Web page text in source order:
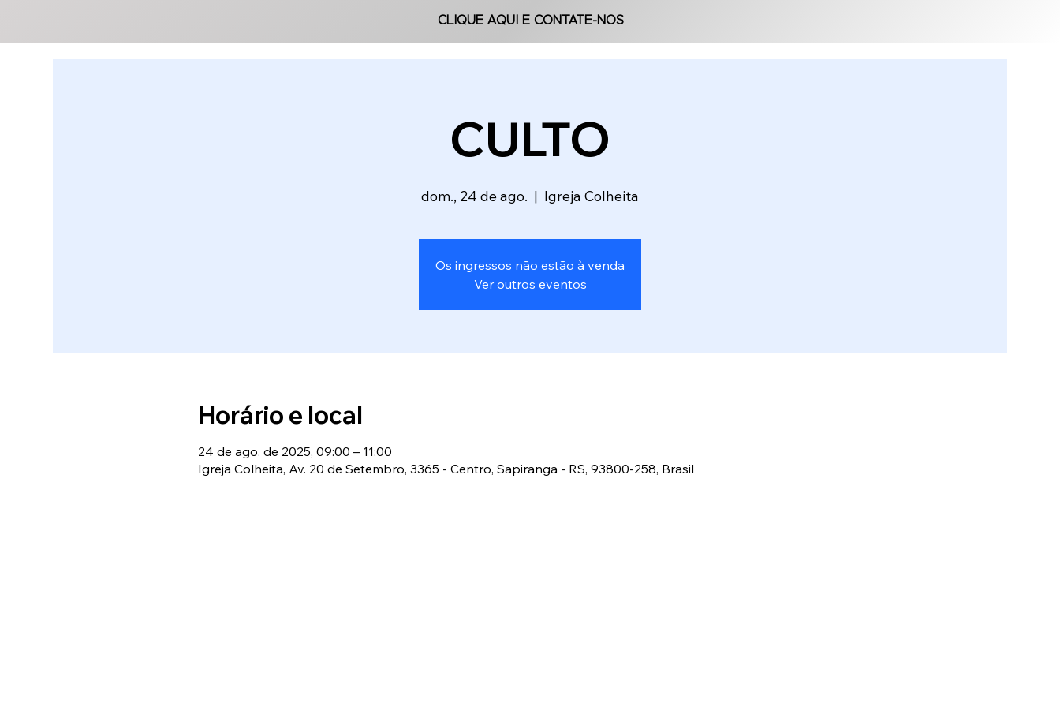
CLIQUE AQUI E CONTATE-NOS
CLIQUE AQUI E CONTATE-NOS
CULTO
dom., 24 de ago.
  |
Igreja Colheita
Os ingressos não estão à venda
Ver outros eventos
Horário e local
24 de ago. de 2025, 09:00 – 11:00
Igreja Colheita, Av. 20 de Setembro, 3365 - Centro, Sapiranga - RS, 93800-258, Brasil